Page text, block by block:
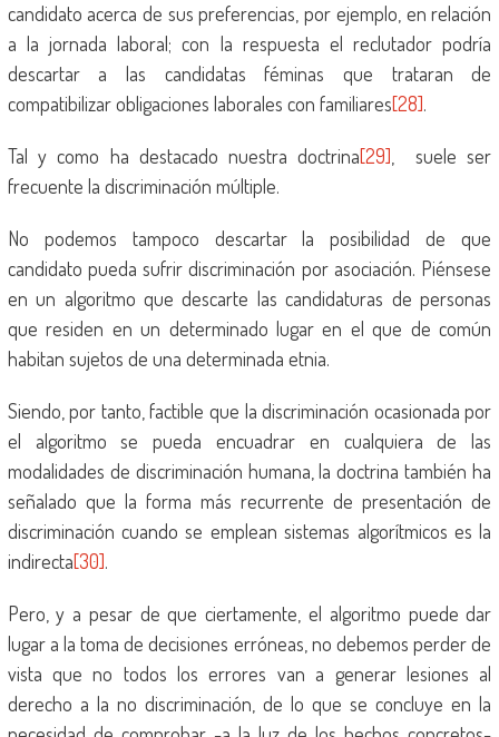
candidato acerca de sus preferencias, por ejemplo, en relación
a la jornada laboral; con la respuesta el reclutador podría
descartar a las candidatas féminas que trataran de
compatibilizar obligaciones laborales con familiares[28].
Tal y como ha destacado nuestra doctrina[29] , suele ser
frecuente la discriminación múltiple.
No podemos tampoco descartar la posibilidad de que
candidato pueda sufrir discriminación por asociación. Piénsese
en un algoritmo que descarte las candidaturas de personas
que residen en un determinado lugar en el que de común
habitan sujetos de una determinada etnia.
Siendo, por tanto, factible que la discriminación ocasionada por
el algoritmo se pueda encuadrar en cualquiera de las
modalidades de discriminación humana, la doctrina también ha
señalado que la forma más recurrente de presentación de
discriminación cuando se emplean sistemas algorítmicos es la
indirecta[30].
Pero, y a pesar de que ciertamente, el algoritmo puede dar
lugar a la toma de decisiones erróneas, no debemos perder de
vista que no todos los errores van a generar lesiones al
derecho a la no discriminación, de lo que se concluye en la